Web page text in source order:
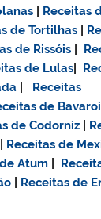
Receitas
de Tortilhas
de Rissóis
de Lulas
Receitas
de
de Codorniz
Receitas de
Atum
Receitas de